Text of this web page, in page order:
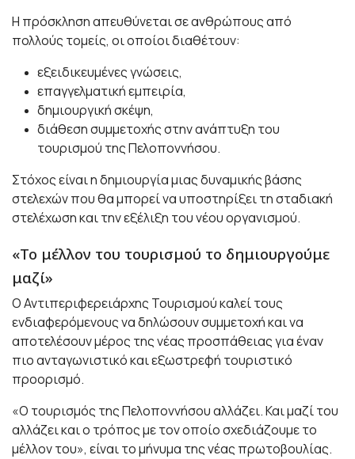
Η πρόσκληση απευθύνεται σε ανθρώπους από
πολλούς τομείς, οι οποίοι διαθέτουν:
εξειδικευμένες γνώσεις,
επαγγελματική εμπειρία,
δημιουργική σκέψη,
διάθεση συμμετοχής στην ανάπτυξη του
τουρισμού της Πελοποννήσου.
Στόχος είναι η δημιουργία μιας δυναμικής βάσης
στελεχών που θα μπορεί να υποστηρίξει τη σταδιακή
στελέχωση και την εξέλιξη του νέου οργανισμού.
«Το μέλλον του τουρισμού το δημιουργούμε
μαζί»
Ο Αντιπεριφερειάρχης Τουρισμού καλεί τους
ενδιαφερόμενους να δηλώσουν συμμετοχή και να
αποτελέσουν μέρος της νέας προσπάθειας για έναν
πιο ανταγωνιστικό και εξωστρεφή τουριστικό
προορισμό.
«Ο τουρισμός της Πελοποννήσου αλλάζει. Και μαζί του
αλλάζει και ο τρόπος με τον οποίο σχεδιάζουμε το
μέλλον του», είναι το μήνυμα της νέας πρωτοβουλίας.